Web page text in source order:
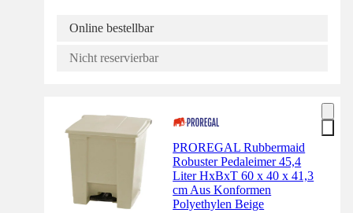
Online bestellbar
Nicht reservierbar
PROREGAL Rubbermaid
Robuster Pedaleimer 45,4
Liter HxBxT 60 x 40 x 41,3
cm Aus Konformen
Polyethylen Beige